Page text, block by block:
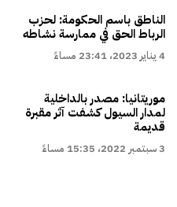
الناطق باسم الحكومة: لحزب
الرباط الحق في ممارسة نشاطه
4 يناير 2023، 23:41 مساءً
موريتانيا: مصدر بالداخلية
لمدار السيول كشفت آثر مقبرة
قديمة
3 سبتمبر 2022، 15:35 مساءً